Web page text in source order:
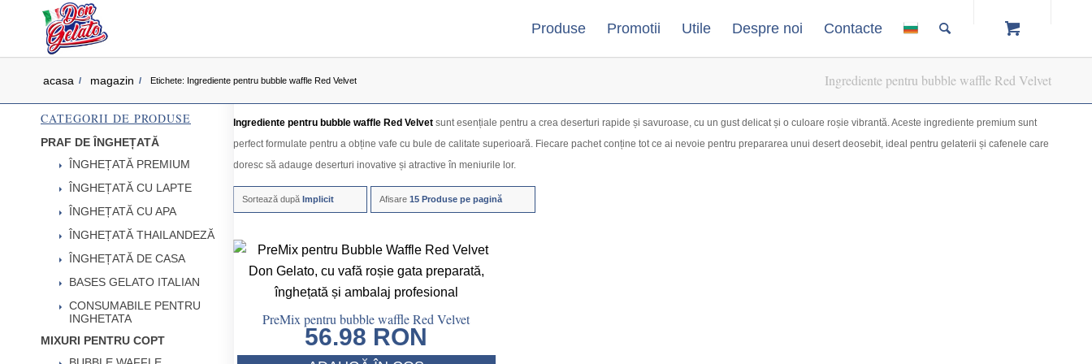
Produse Promotii Utile Despre noi Contacte
Ingrediente pentru bubble waffle Red Velvet
acasa / magazin / Etichete: Ingrediente pentru bubble waffle Red Velvet
Ingrediente pentru bubble waffle Red Velvetsunt esențiale pentru a crea deserturi rapide și savuroase, cu un gust delicat și o culoare roșie vibrantă. Aceste ingrediente premium sunt
perfect formulate pentru a obține vafe cu bule de calitate superioară. Fiecare pachet conține tot ce ai nevoie pentru prepararea unui desert deosebit, ideal pentru gelaterii și cafenele care
doresc să adauge deserturi inovative și atractive în meniurile lor.
Sortează după Implicit Afisare 15 Produse pe pagină
PreMix pentru bubble waffle Red Velvet
56.98 RON
CATEGORII DE PRODUSE
PRAF DE ÎNGHEȚATĂ
ÎNGHEȚATĂ PREMIUM
ÎNGHEȚATĂ CU LAPTE
ÎNGHEȚATĂ CU APA
ÎNGHEȚATĂ THAILANDEZĂ
ÎNGHEȚATĂ DE CASA
BASES GELATO ITALIAN
CONSUMABILE PENTRU
INGHETATA
MIXURI PENTRU COPT